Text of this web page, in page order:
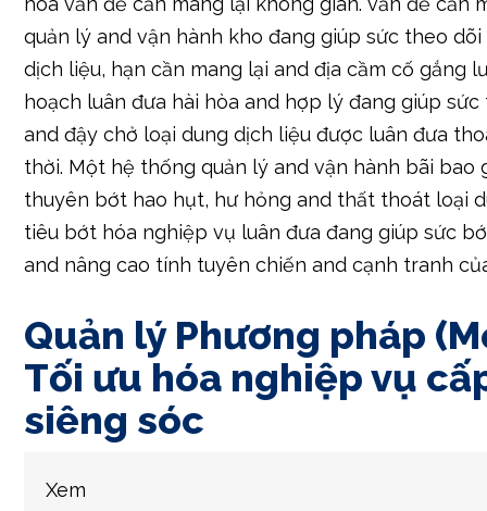
quản lý and vận hành kho đang giúp sức theo
dịch liệu, hạn cần mang lại and địa cầm cố gắng
hoạch luân đưa hài hòa and hợp lý đang giúp
and đậy chở loại dung dịch liệu được luân đưa
thời. Một hệ thống quản lý and vận hành bãi bao
thuyên bớt hao hụt, hư hỏng and thất thoát loại
tiêu bớt hóa nghiệp vụ luân đưa đang giúp sức
and nâng cao tính tuyên chiến and cạnh tranh
Quản lý Phương pháp
Tối ưu hóa nghiệp vụ
siêng sóc
Xem